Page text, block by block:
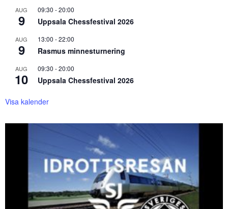
AUG
9
09:30 -20:00
Uppsala Chessfestival 2026
AUG
9
13:00 -22:00
Rasmus minnesturnering
AUG
10
09:30 -20:00
Uppsala Chessfestival 2026
Visa kalender